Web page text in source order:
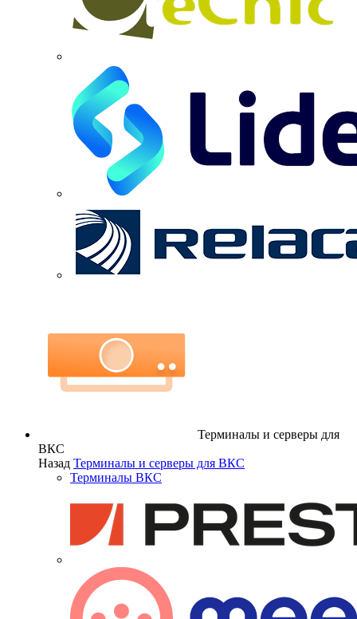
Терминалы и серверы для
ВКС
Назад Терминалы и серверы для ВКС
Терминалы ВКС